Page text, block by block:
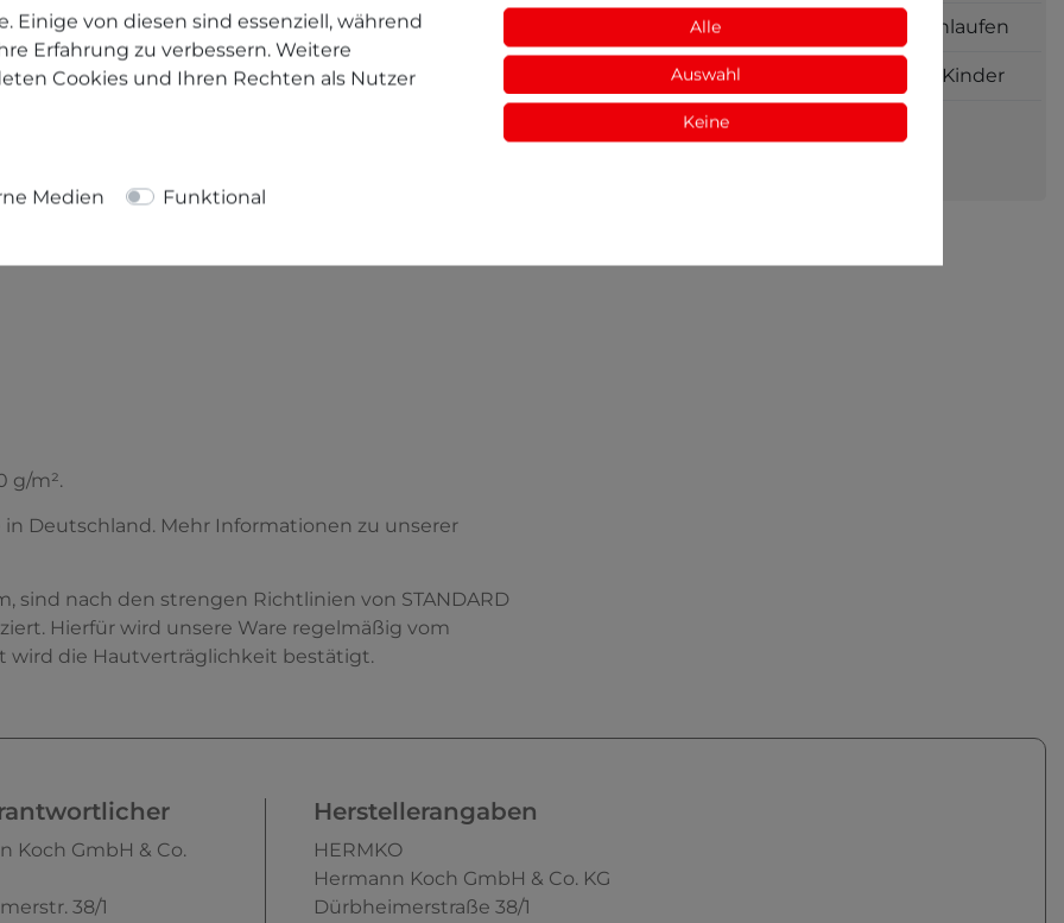
bioactiv behandelt und ist somit als
g/m².
Deutschland. Mehr Informationen zu unserer
sind nach den strengen Richtlinien von STANDARD
Hierfür wird unsere Ware regelmäßig vom
wird die Hautverträglichkeit bestätigt.
Einlaufwerte Kein Einlaufen
Geschlecht Unisex Kinder
Koch GmbH & Co.
38/1
Herstellerangaben
HERMKO
Hermann Koch GmbH & Co. KG
Dürbheimerstraße 38/1
Einige von diesen sind essenziell, während
Erfahrung zu verbessern. Weitere
Cookies und Ihren Rechten als Nutzer
Medien
Funktional
Alle
Auswahl
Keine